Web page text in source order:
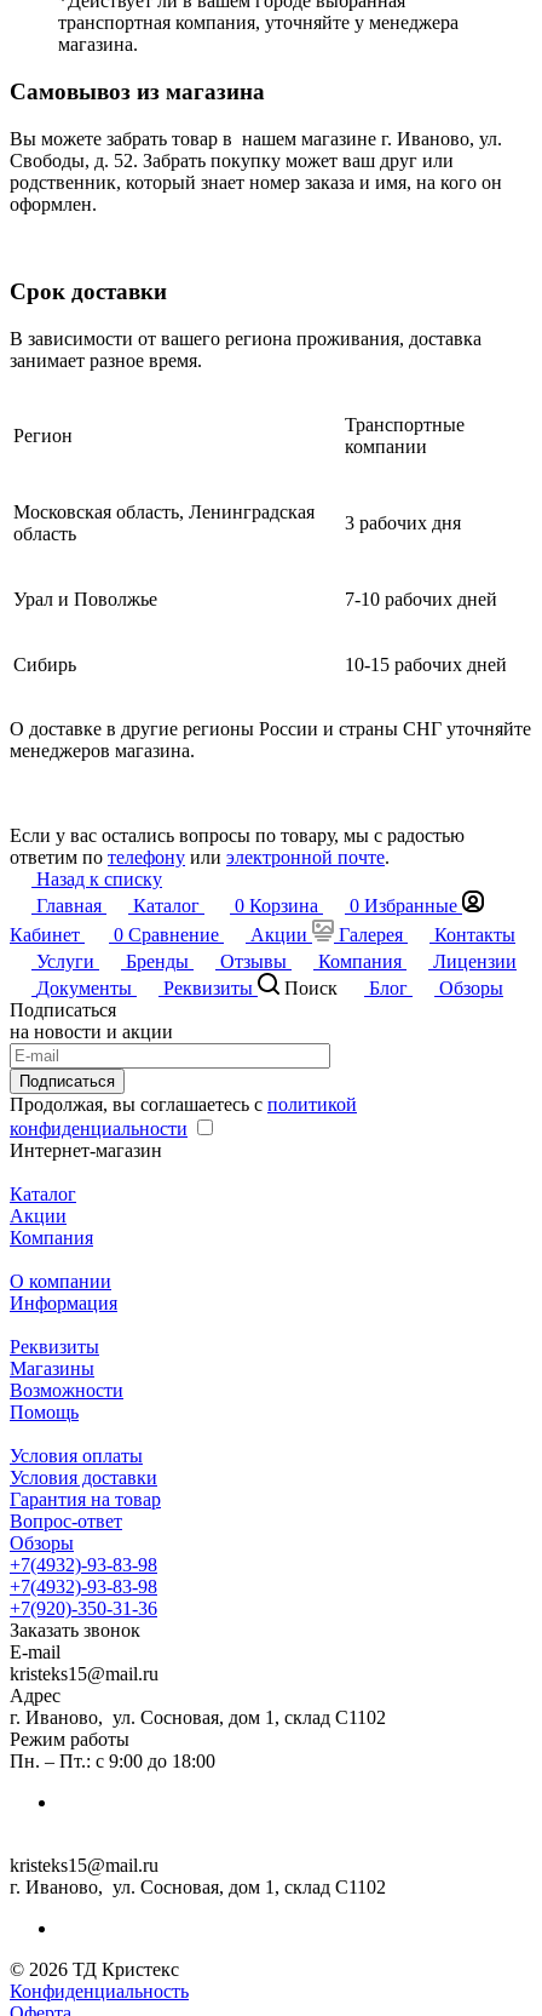
транспортная компания, уточняйте у менеджера
магазина.
Самовывоз из магазина
Вы можете забрать товар в нашем магазине г. Иваново, ул.
Свободы, д. 52. Забрать покупку может ваш друг или
родственник, который знает номер заказа и имя, на кого он
оформлен.
Срок доставки
В зависимости от вашего региона проживания, доставка
занимает разное время.
Регион
Транспортные
компании
Московская область, Ленинградская
область
3 рабочих дня
Урал и Поволжье 7-10 рабочих дней
Сибирь 10-15 рабочих дней
О доставке в другие регионы России и страны СНГ уточняйте
менеджеров магазина.
Если у вас остались вопросы по товару, мы с радостью
ответим по телефону или электронной почте.
Назад к списку
Главная
Каталог 0 Корзина 0 Избранные
Кабинет
0 Сравнение Акции Галерея
Контакты
Услуги
Бренды Отзывы Компания
Лицензии
Документы
Реквизиты Поиск Блог
Обзоры
Подписаться
на новости и акции
Подписаться
Продолжая, вы соглашаетесь с политикой
конфиденциальности
Интернет-магазин
Каталог
Акции
Компания
О компании
Информация
Реквизиты
Магазины
Возможности
Помощь
Условия оплаты
Условия доставки
Гарантия на товар
Вопрос-ответ
Обзоры
+7(4932)-93-83-98
+7(4932)-93-83-98
+7(920)-350-31-36
Заказать звонок
E-mail
kristeks15@mail.ru
Адрес
г. Иваново, ул. Сосновая, дом 1, склад С1102
Режим работы
Пн. – Пт.: с 9:00 до 18:00
kristeks15@mail.ru
г. Иваново, ул. Сосновая, дом 1, склад С1102
© 2026 ТД Кристекс
Конфиденциальность